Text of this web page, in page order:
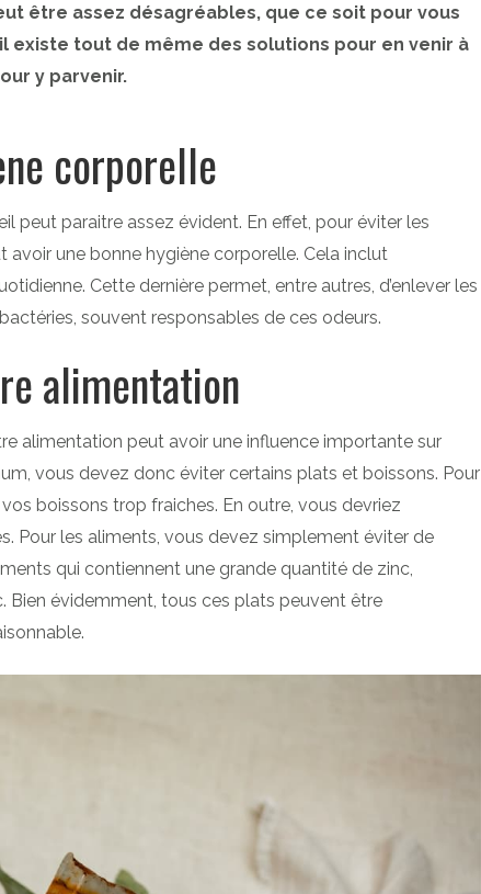
être assez désagréables, que ce soit pour vous
existe tout de même des solutions pour en venir à
y parvenir.
corporelle
peut paraitre assez évident. En effet, pour éviter les
une bonne hygiène corporelle. Cela inclut
Cette dernière permet, entre autres, d’enlever les
souvent responsables de ces odeurs.
alimentation
alimentation peut avoir une influence importante sur
vous devez donc éviter certains plats et boissons. Pour
boissons trop fraiches. En outre, vous devriez
Pour les aliments, vous devez simplement éviter de
qui contiennent une grande quantité de zinc,
Bien évidemment, tous ces plats peuvent être